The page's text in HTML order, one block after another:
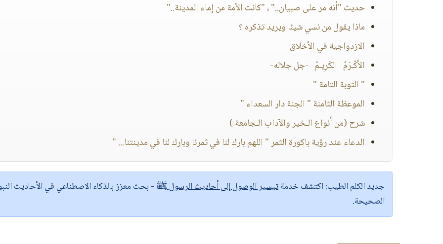
حديث "أنه مر على صبيان.." ، "كانت الأمة من إماء المدينة.."
ماذا يقول من نسي شيئا ويريد تذكره ؟
الازدواجية في الأخلاق
الأَكْـرَمُ الكَرِيـمُ -جل جلاله-
" التوبة التامة "
الموعظة الثامنة " الجنة دار السعداء "
شرح (من أنواع الـخير والآداب الـجامعة )
الدعاء عند رؤية باكورة الثمر " اللهم بارك لنا في ثمرنا وبارك لنا في مدينتنا... "
جديد الكلم الطيب:اكتشف خدمةتيسير الوصول إلى أحاديث الرسول ﷺ - بحث معزز بالذكاء الاصطناعي في الأحاديث
الصحيحة.